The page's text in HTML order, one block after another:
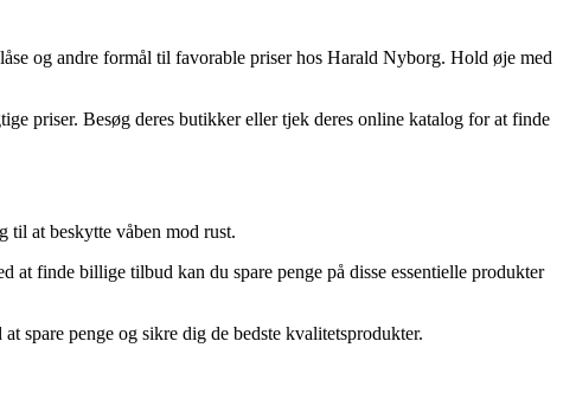
og andre formål til favorable priser hos Harald Nyborg. Hold øje med
priser. Besøg deres butikker eller tjek deres online katalog for at finde
til at beskytte våben mod rust.
finde billige tilbud kan du spare penge på disse essentielle produkter
spare penge og sikre dig de bedste kvalitetsprodukter.